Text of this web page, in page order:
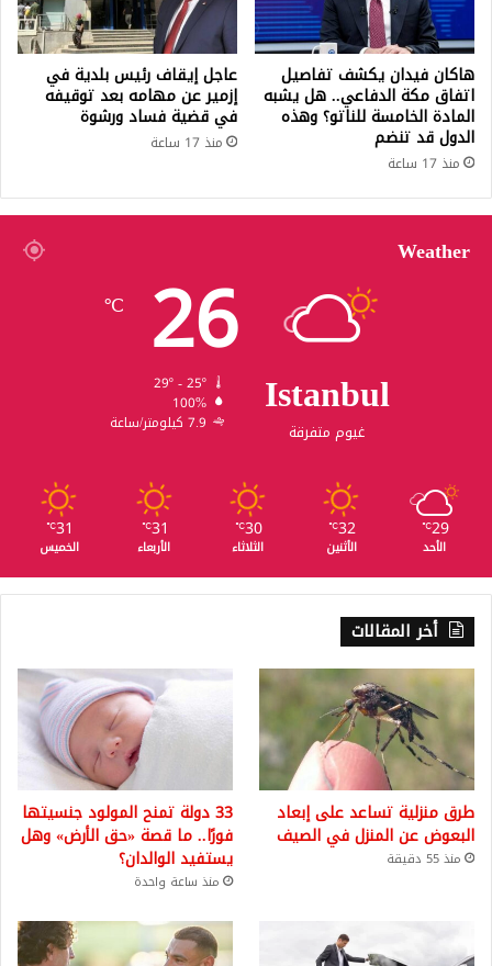
هاكان فيدان يكشف تفاصيل
اتفاق مكة الدفاعي.. هل يشبه
المادة الخامسة للناتو؟ وهذه
الدول قد تنضم
منذ 17 ساعة
عاجل إيقاف رئيس بلدية في
إزمير عن مهامه بعد توقيفه
في قضية فساد ورشوة
منذ 17 ساعة
Weather
Istanbul
غيوم متفرقة
26
℃
29º - 25º
100%
7.9 كيلومتر/ساعة
29
℃
الأحد
32
℃
الأثنين
30
℃
الثلاثاء
31
℃
الأربعاء
31
℃
الخميس
أخر المقالات
طرق منزلية تساعد على إبعاد
البعوض عن المنزل في الصيف
منذ 55 دقيقة
33 دولة تمنح المولود جنسيتها
فورًا.. ما قصة «حق الأرض» وهل
يستفيد الوالدان؟
منذ ساعة واحدة